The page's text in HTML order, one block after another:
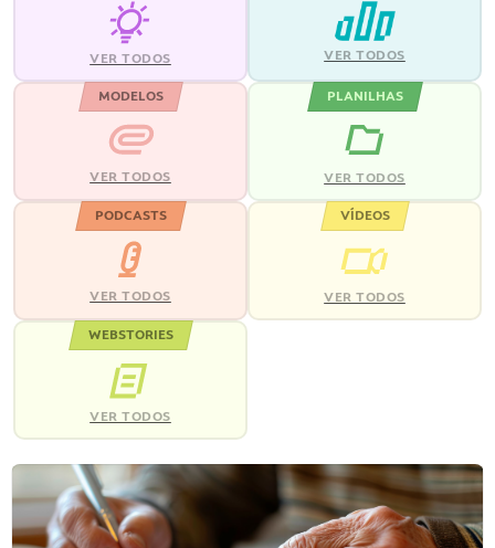
VER TODOS VER TODOS
MODELOS
VER TODOS
PLANILHAS
VER TODOS
PODCASTS
VER TODOS
VÍDEOS
VER TODOS
WEBSTORIES
VER TODOS